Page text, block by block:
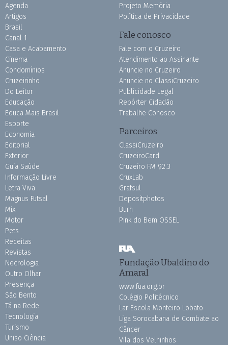
Agenda
Artigos
Brasil
Canal 1
Casa e Acabamento
Cinema
Condomínios
Cruzeirinho
Do Leitor
Educação
Educa Mais Brasil
Esporte
Economia
Editorial
Exterior
Guia Saúde
Informação Livre
Letra Viva
Magnus Futsal
Mix
Motor
Pets
Receitas
Revistas
Necrologia
Outro Olhar
Presença
São Bento
Tá na Rede
Tecnologia
Turismo
Uniso Ciência
Projeto Memória
Política de Privacidade
Fale conosco
Fale com o Cruzeiro
Atendimento ao Assinante
Anuncie no Cruzeiro
Anuncie no ClassiCruzeiro
Publicidade Legal
Repórter Cidadão
Trabalhe Conosco
Parceiros
ClassiCruzeiro
CruzeiroCard
Cruzeiro FM 92.3
CruxLab
Grafsul
Depositphotos
Burh
Pink do Bem OSSEL
Fundação Ubaldino do
Amaral
www.fua.org.br
Colégio Politécnico
Lar Escola Monteiro Lobato
Liga Sorocabana de Combate ao
Câncer
Vila dos Velhinhos